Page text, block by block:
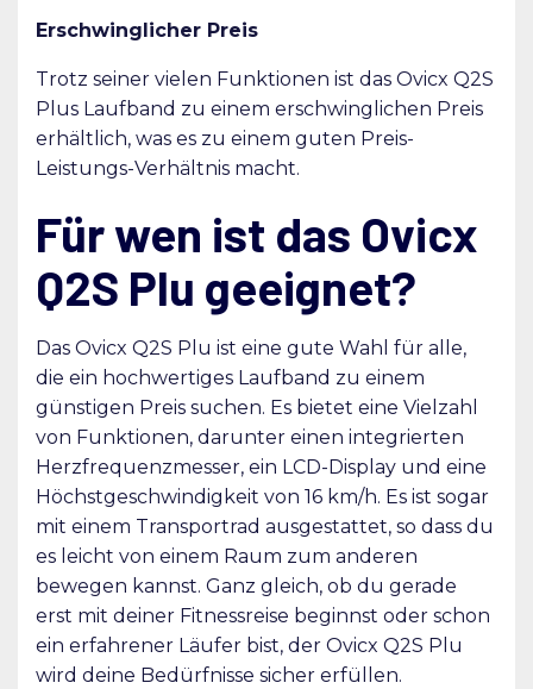
Erschwinglicher Preis
Trotz seiner vielen Funktionen ist das Ovicx Q2S
Plus Laufband zu einem erschwinglichen Preis
erhältlich, was es zu einem guten Preis-
Leistungs-Verhältnis macht.
Für wen ist das Ovicx
Q2S Plu geeignet?
Das Ovicx Q2S Plu ist eine gute Wahl für alle,
die ein hochwertiges Laufband zu einem
günstigen Preis suchen. Es bietet eine Vielzahl
von Funktionen, darunter einen integrierten
Herzfrequenzmesser, ein LCD-Display und eine
Höchstgeschwindigkeit von 16 km/h. Es ist sogar
mit einem Transportrad ausgestattet, so dass du
es leicht von einem Raum zum anderen
bewegen kannst. Ganz gleich, ob du gerade
erst mit deiner Fitnessreise beginnst oder schon
ein erfahrener Läufer bist, der Ovicx Q2S Plu
wird deine Bedürfnisse sicher erfüllen.